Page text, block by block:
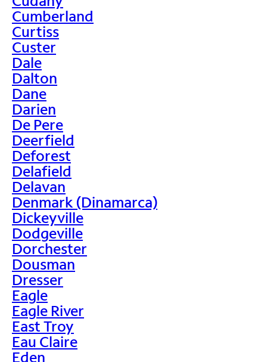
Cumberland
Curtiss
Custer
Dale
Dalton
Dane
Darien
De Pere
Deerfield
Deforest
Delafield
Delavan
Denmark (Dinamarca)
Dickeyville
Dodgeville
Dorchester
Dousman
Dresser
Eagle
Eagle River
East Troy
Eau Claire
Eden